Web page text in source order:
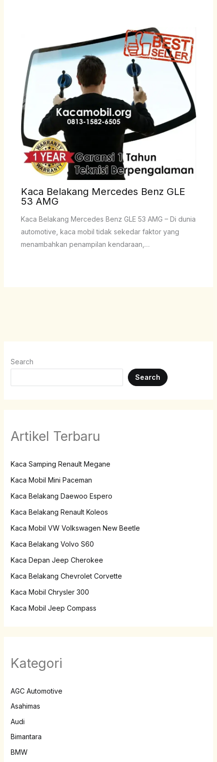
Kaca Belakang Mercedes Benz GLE
53 AMG
Kaca Belakang Mercedes Benz GLE 53 AMG – Di dunia
automotive, kaca mobil tidak sekedar faktor yang
menambahkan penampilan kendaraan,…
Search
Search
Artikel Terbaru
Kaca Samping Renault Megane
Kaca Mobil Mini Paceman
Kaca Belakang Daewoo Espero
Kaca Belakang Renault Koleos
Kaca Mobil VW Volkswagen New Beetle
Kaca Belakang Volvo S60
Kaca Depan Jeep Cherokee
Kaca Belakang Chevrolet Corvette
Kaca Mobil Chrysler 300
Kaca Mobil Jeep Compass
Kategori
AGC Automotive
Asahimas
Audi
Bimantara
BMW